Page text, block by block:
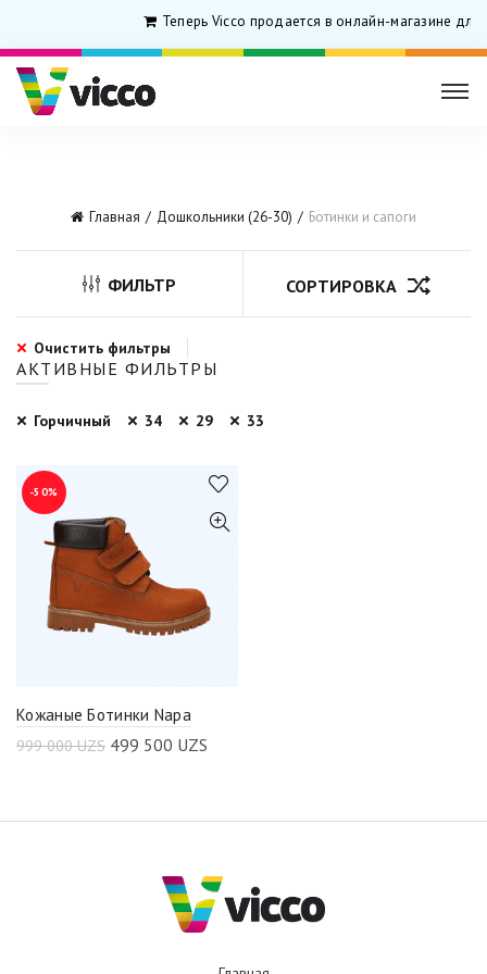
Теперь Vicco продается в онлайн-магазине для
Главная Дошкольники (26-30) Ботинки и сапоги
ФИЛЬТР СОРТИРОВКА
Очистить фильтры
АКТИВНЫЕ ФИЛЬТРЫ
Горчичный 34 29 33
-50%
Кожаные Ботинки Napa
999 000UZS 499 500 UZS